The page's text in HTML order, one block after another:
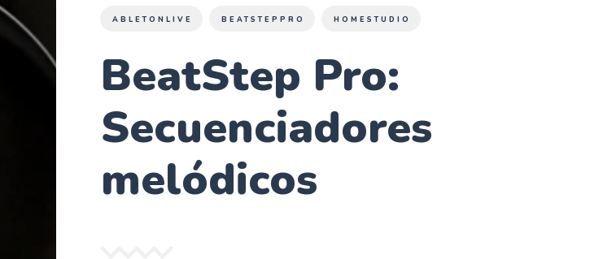
ABLETONLIVE BEATSTEPPRO HOMESTUDIO
BeatStep Pro:
Secuenciadores
melódicos